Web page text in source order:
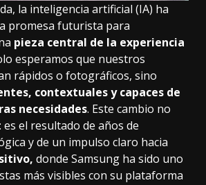
la inteligencia artificial (IA) ha
promesa futurista para
pieza central de la experiencia
esperamos que nuestros
rápidos o fotográficos, sino
contextuales y capaces de
necesidades. Este cambio no
es el resultado de años de
y de un impulso claro hacia
, donde Samsung ha sido uno
más visibles con su plataforma